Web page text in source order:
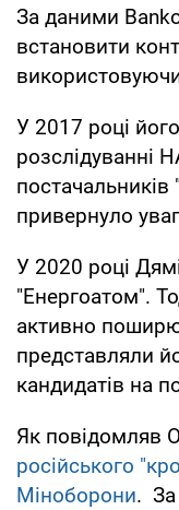
За даними
встановити
У 2017 році
розслідуванні
привернуло
У 2020 році
"Енергоатом".
активно
представляли
кандидатів на
Як повідомляв
російського
Міноборони. За